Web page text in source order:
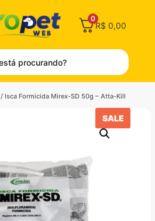
0
R$ 0,00
/ Isca Formicida Mirex-SD 50g – Atta-Kill
SALE